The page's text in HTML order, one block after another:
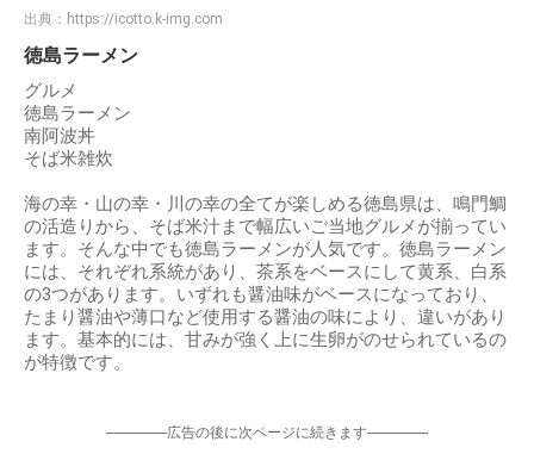
出典： https://icotto.k-img.com
徳島ラーメン
グルメ
徳島ラーメン
南阿波丼
そば米雑炊
海の幸・山の幸・川の幸の全てが楽しめる徳島県は、鳴門鯛
の活造りから、そば米汁まで幅広いご当地グルメが揃ってい
ます。そんな中でも徳島ラーメンが人気です。徳島ラーメン
には、それぞれ系統があり、茶系をベースにして黄系、白系
の3つがあります。いずれも醤油味がベースになっており、
たまり醤油や薄口など使用する醤油の味により、違いがあり
ます。基本的には、甘みが強く上に生卵がのせられているの
が特徴です。
-----------------広告の後に次ページに続きます-----------------